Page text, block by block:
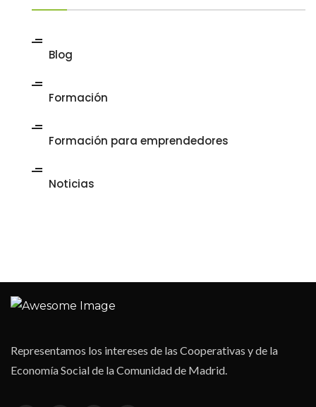
Blog
Formación
Formación para emprendedores
Noticias
Representamos los intereses de las Cooperativas y de la
Economía Social de la Comunidad de Madrid.